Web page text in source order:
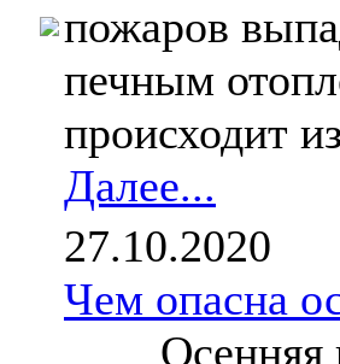
пожаров
печным
происходит
Далее...
27.10.2020
Чем опасна
Осенняя